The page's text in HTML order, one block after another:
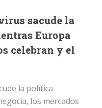
sacude la
Europa
celebran y el
la política
los mercados